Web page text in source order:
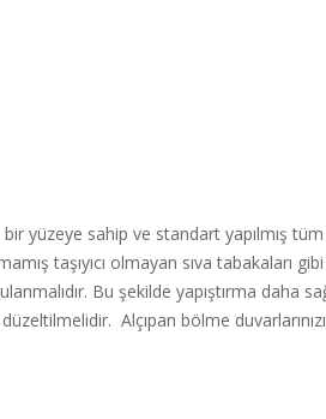
yüzeye sahip ve standart yapılmış
taşıyıcı olmayan sıva tabakaları
Bu şekilde yapıştırma daha
Alçıpan bölme